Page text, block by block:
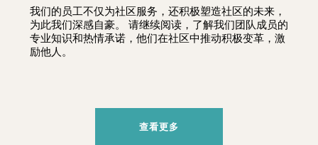
我们的员工不仅为社区服务，还积极塑造社区的未来，
为此我们深感自豪。 请继续阅读，了解我们团队成员的
专业知识和热情承诺，他们在社区中推动积极变革，激
励他人。
查看更多